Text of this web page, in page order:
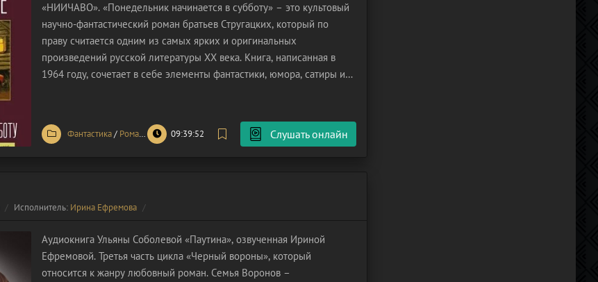
«НИИЧАВО». «Понедельник начинается в субботу» – это культовый
научно-фантастический роман братьев Стругацких, который по
праву считается одним из самых ярких и оригинальных
произведений русской литературы XX века. Книга, написанная в
1964 году, сочетает в себе элементы фантастики, юмора, сатиры и
Фантастика/ Роман / Проза09:39:52 Слушать онлайн
Исполнитель: Ирина Ефремова
Аудиокнига Ульяны Соболевой «Паутина», озвученная Ириной
Ефремовой. Третья часть цикла «Черный вороны», который
относится к жанру любовный роман. Семья Воронов –